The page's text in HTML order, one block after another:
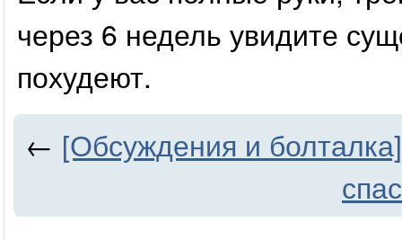
через 6 недель увидите
похудеют.
← [Обсуждения и